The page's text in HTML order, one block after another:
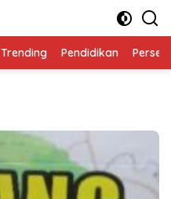
Trending Pendidikan